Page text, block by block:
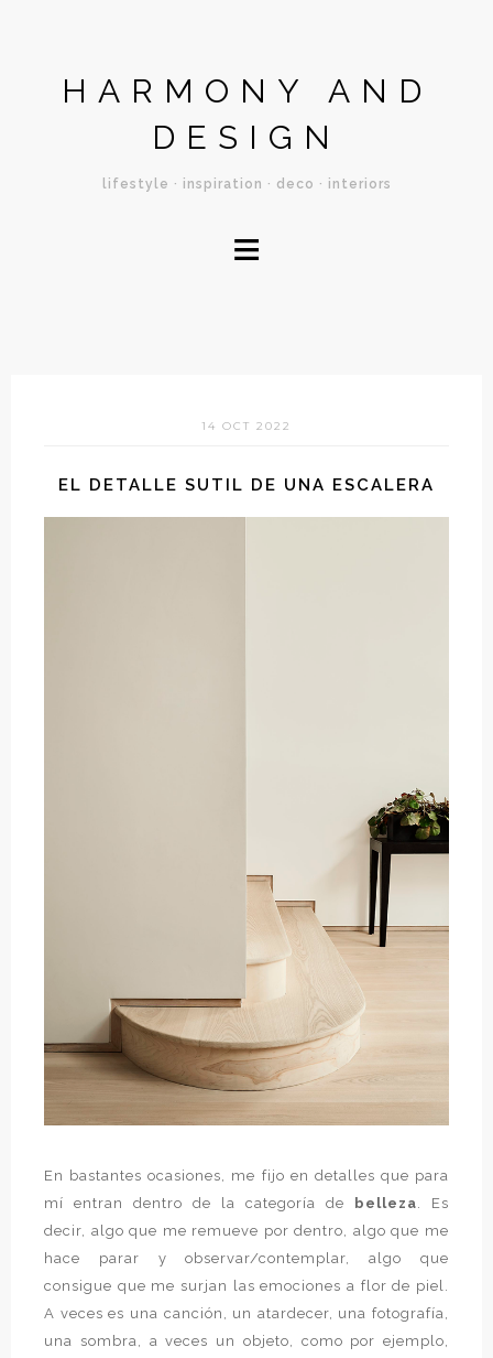
HARMONY AND
DESIGN
lifestyle · inspiration · deco · interiors
≡
14 OCT 2022
EL DETALLE SUTIL DE UNA ESCALERA
En bastantes ocasiones, me fijo en detalles que para
mí entran dentro de la categoría de
belleza. Es
decir, algo que me remueve por dentro, algo que me
hace parar y observar/contemplar, algo que
consigue que me surjan las emociones a flor de piel.
A veces es una canción, un atardecer, una fotografía,
una sombra, a veces un objeto, como por ejemplo,